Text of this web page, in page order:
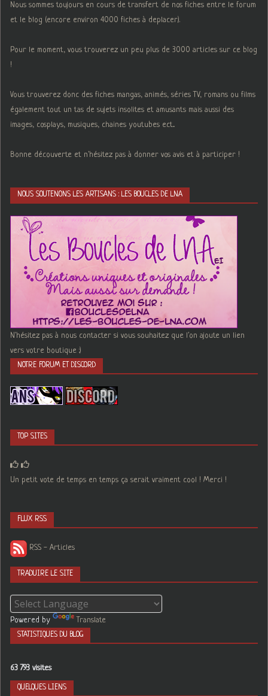
Nous sommes toujours en cours de transfert de nos fiches entre le forum
et le blog (encore environ 4000 fiches à deplacer).
Pour le moment, vous trouverez un peu plus de 3000 articles sur ce blog
!
Vous trouverez donc des fiches mangas, animés, séries TV, romans ou films
également tout un tas de sujets insolites et amusants mais aussi des
images, cosplays, musiques, chaines youtubes ect...
Bonne découverte et n'hésitez pas à donner vos avis et à participer !
NOUS SOUTENONS LES ARTISANS : LES BOUCLES DE LNA
N'hésitez pas à nous contacter si vous souhaitez que l'on ajoute un lien
vers votre boutique :)
NOTRE FORUM ET DISCORD
TOP SITES
Un petit vote de temps en temps ça serait vraiment cool ! Merci !
FLUX RSS
RSS - Articles
TRADUIRE LE SITE
Powered by Translate
STATISTIQUES DU BLOG
63 793 visites
QUELQUES LIENS